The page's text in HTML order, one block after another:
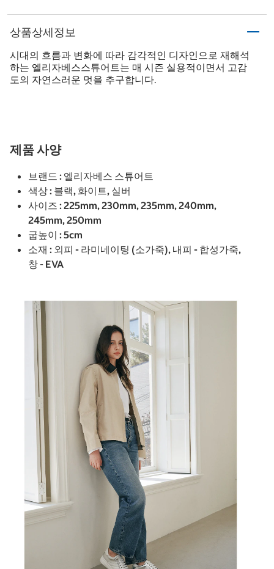
상품상세정보
시대의 흐름과 변화에 따라 감각적인 디자인으로 재해석
하는 엘리자베스스튜어트는 매 시즌 실용적이면서 고감
도의 자연스러운 멋을 추구합니다.
제품 사양
브랜드 : 엘리자베스 스튜어트
색상 : 블랙, 화이트, 실버
사이즈 : 225mm, 230mm, 235mm, 240mm,
245mm, 250mm
굽높이 : 5cm
소재 : 외피 - 라미네이팅 (소가죽), 내피 - 합성가죽,
창 - EVA